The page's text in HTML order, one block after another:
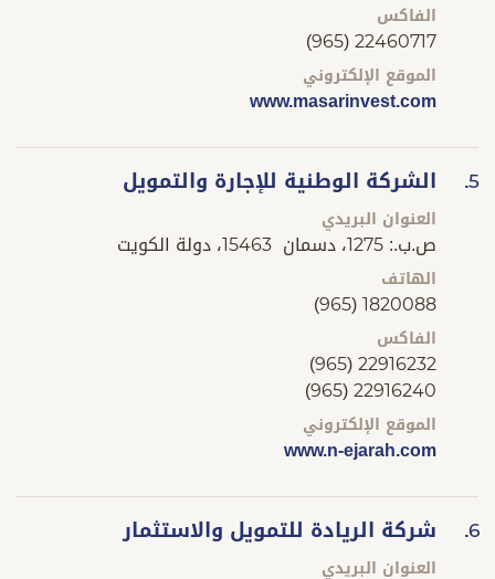
الفاكس
(965) 22460717
الموقع الإلكتروني
www.masarinvest.com
5. الشركة الوطنية للإجارة والتمويل
العنوان البريدي
ص.ب.: 1275، دسمان 15463، دولة الكويت
الهاتف
(965) 1820088
الفاكس
(965) 22916232
(965) 22916240
الموقع الإلكتروني
www.n-ejarah.com
6. شركة الريادة للتمويل والاستثمار
العنوان البريدي